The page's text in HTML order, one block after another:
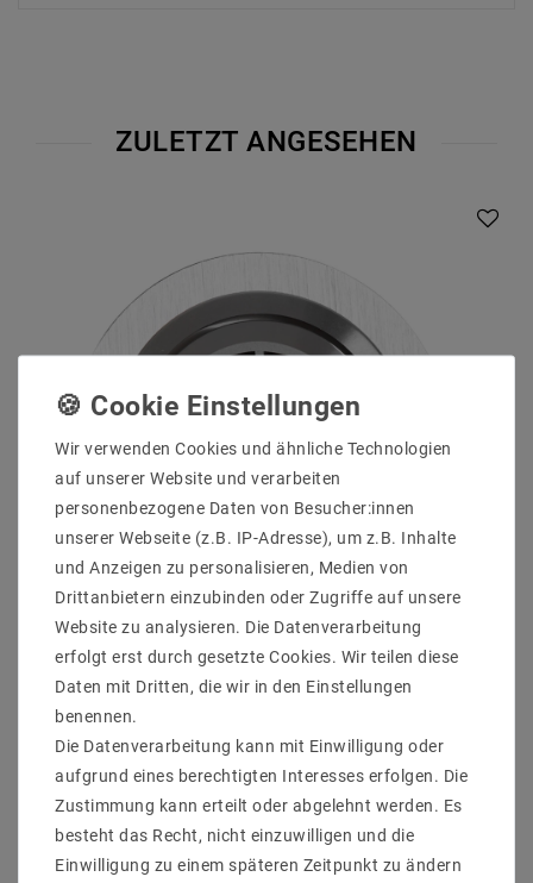
ZULETZT ANGESEHEN
[Paket] LED Einbaustrahler 200-240V AC 5W 6611 0 Ø80
UVP 14,36 € 9,16 €
Wir verwenden Cookies und ähnliche Technologien
auf unserer Website und verarbeiten
personenbezogene Daten von Besucher:innen
unserer Webseite (z.B. IP-Adresse), um z.B. Inhalte
und Anzeigen zu personalisieren, Medien von
Drittanbietern einzubinden oder Zugriffe auf unsere
Website zu analysieren. Die Datenverarbeitung
erfolgt erst durch gesetzte Cookies. Wir teilen diese
Daten mit Dritten, die wir in den Einstellungen
benennen.
Die Datenverarbeitung kann mit Einwilligung oder
aufgrund eines berechtigten Interesses erfolgen. Die
Zustimmung kann erteilt oder abgelehnt werden. Es
besteht das Recht, nicht einzuwilligen und die
Einwilligung zu einem späteren Zeitpunkt zu ändern